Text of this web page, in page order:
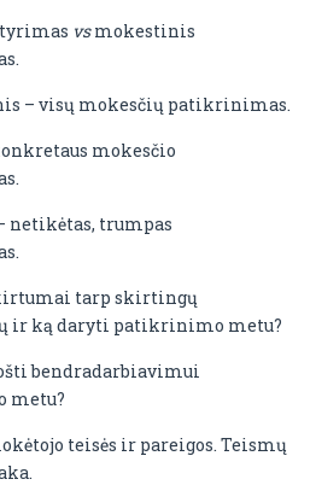
vsmokestinis
– visų mokesčių patikrinimas.
mokesčio
netikėtas, trumpas
tarp skirtingų
ir ką daryti patikrinimo metu?
bendradarbiavimui
metu?
teisės ir pareigos. Teismų